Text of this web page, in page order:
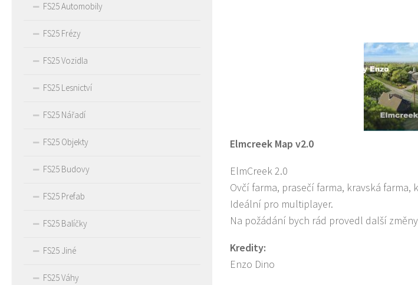
Elmcreek Map v2.0
ElmCreek 2.0
Ovčí farma, prasečí farma, kravská
Ideální pro multiplayer.
Na požádání bych rád provedl další
Kredity:
Enzo Dino
FS25 Automobily
FS25 Frézy
FS25 Vozidla
FS25 Lesnictví
FS25 Nářadí
FS25 Objekty
FS25 Budovy
FS25 Prefab
FS25 Balíčky
FS25 Jiné
FS25 Váhy